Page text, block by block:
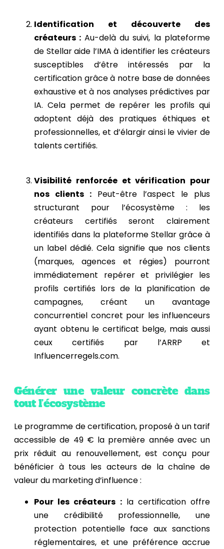
Identification et découverte des
créateurs : Au-delà du suivi, la plateforme
de Stellar aide l’IMA à identifier les créateurs
susceptibles d’être intéressés par la
certification grâce à notre base de données
exhaustive et à nos analyses prédictives par
IA. Cela permet de repérer les profils qui
adoptent déjà des pratiques éthiques et
professionnelles, et d’élargir ainsi le vivier de
talents certifiés.
Visibilité renforcée et vérification pour
nos clients : Peut-être l’aspect le plus
structurant pour l’écosystème : les
créateurs certifiés seront clairement
identifiés dans la plateforme Stellar grâce à
un label dédié. Cela signifie que nos clients
(marques, agences et régies) pourront
immédiatement repérer et privilégier les
profils certifiés lors de la planification de
campagnes, créant un avantage
concurrentiel concret pour les influenceurs
ayant obtenu le certificat belge, mais aussi
ceux certifiés par l’ARRP et
Influencerregels.com.
Générer une valeur concrète dans
tout l’écosystème
Le programme de certification, proposé à un tarif
accessible de 49 € la première année avec un
prix réduit au renouvellement, est conçu pour
bénéficier à tous les acteurs de la chaîne de
valeur du marketing d’influence :
Pour les créateurs :la certification offre
une crédibilité professionnelle, une
protection potentielle face aux sanctions
réglementaires, et une préférence accrue